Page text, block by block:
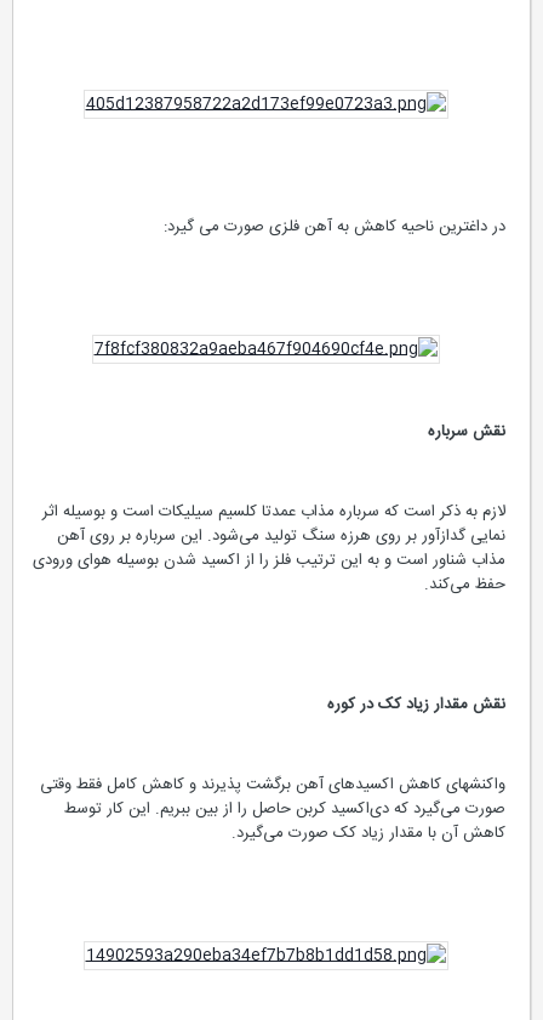
در داغترین ناحیه کاهش به آهن فلزی صورت می گیرد:
نقش سرباره
لازم به ذکر است که سرباره مذاب عمدتا کلسیم سیلیکات است و بوسیله اثر
نمایی گدازآور بر روی هرزه سنگ تولید می‌شود. این سرباره بر روی آهن
مذاب شناور است و به این ترتیب فلز را از اکسید شدن بوسیله هوای ورودی
حفظ می‌کند.
نقش مقدار زیاد کک در کوره
واکنشهای کاهش اکسیدهای آهن برگشت پذیرند و کاهش کامل فقط وقتی
صورت می‌گیرد که دی‌اکسید کربن حاصل را از بین ببریم. این کار توسط
کاهش آن با مقدار زیاد کک صورت می‌گیرد.